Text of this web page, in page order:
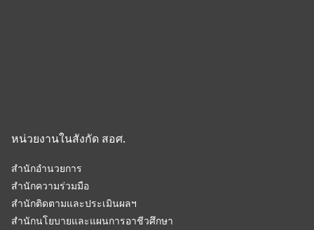
หน่วยงานในสังกัด สอศ.
สำนักอำนวยการ
สำนักความร่วมมือ
สำนักติดตามและประเมินผลฯ
สำนักนโยบายและแผนการอาชีวศึกษา